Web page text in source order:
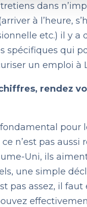
dans
à l’heure,
etc.) il y a
spécifiques qui
un emploi à
rendez
pour
n’est pas aussi
Uni, ils
une simple
pas assez, il